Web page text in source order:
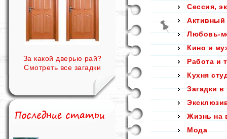
За какой дверью рай?
Смотреть все загадки
Сессия,
Активный
Любовь-
Кино и
Работа и
Кухня
Загадки в
Жизнь на
Мода